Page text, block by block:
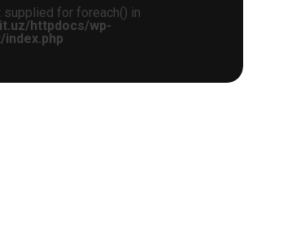
supplied for foreach() in
httpdocs/wp-